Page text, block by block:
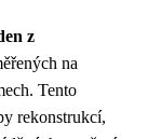
z
na
Tento
rekonstrukcí,